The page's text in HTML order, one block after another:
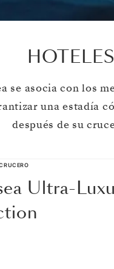
HOTELES
se asocia con los
una estadía
después de su
Ultra-